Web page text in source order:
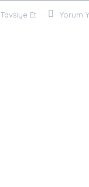
Tavsiye Et Yorum